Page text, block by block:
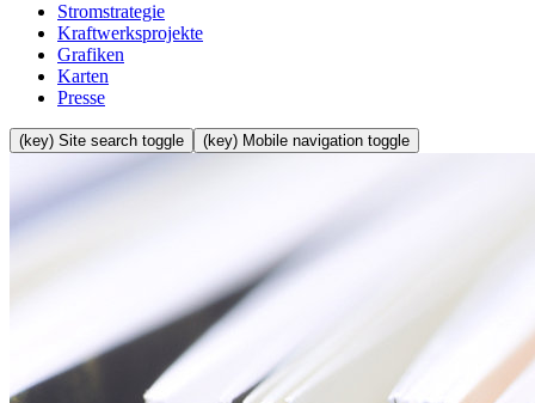
Stromstrategie
Kraftwerksprojekte
Grafiken
Karten
Presse
(key) Site search toggle (key) Mobile navigation toggle